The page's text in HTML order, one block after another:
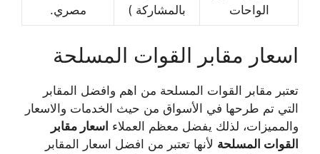
الواحات
بالمشاركة )
مصري.
اسعار مقابر القوات المسلحة
تعتبر مقابر القوات المسلحة من اهم وافضل المقابر
التي تم طرحها في الأسواق من حيث الخدمات والاسعار
والمميزات، لذلك يفضل معظم العملاء اسعار مقابر
القوات المسلحة لأنها تعتبر من افضل اسعار المقابر